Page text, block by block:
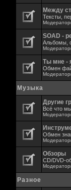
Между
Тексты,
SOAD -
Альбомы,
Ты мне -
Обмен
Музыка
Другие
Всё что
Обмен
Обзоры
CD/DVD-
Разное